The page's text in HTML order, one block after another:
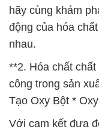
hãy cùng khám
động của hóa
nhau.
**2. Hóa chất
công trong sản
Tạo Oxy Bột *
Với cam kết đưa